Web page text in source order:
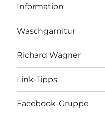
Information
Waschgarnitur
Richard Wagner
Link-Tipps
Facebook-Gruppe